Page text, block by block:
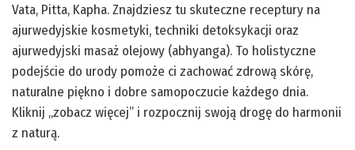
Vata, Pitta, Kapha. Znajdziesz tu skuteczne receptury na
ajurwedyjskie kosmetyki, techniki detoksykacji oraz
ajurwedyjski masaż olejowy (abhyanga). To holistyczne
podejście do urody pomoże ci zachować zdrową skórę,
naturalne piękno i dobre samopoczucie każdego dnia.
Kliknij „zobacz więcej” i rozpocznij swoją drogę do harmonii
z naturą.